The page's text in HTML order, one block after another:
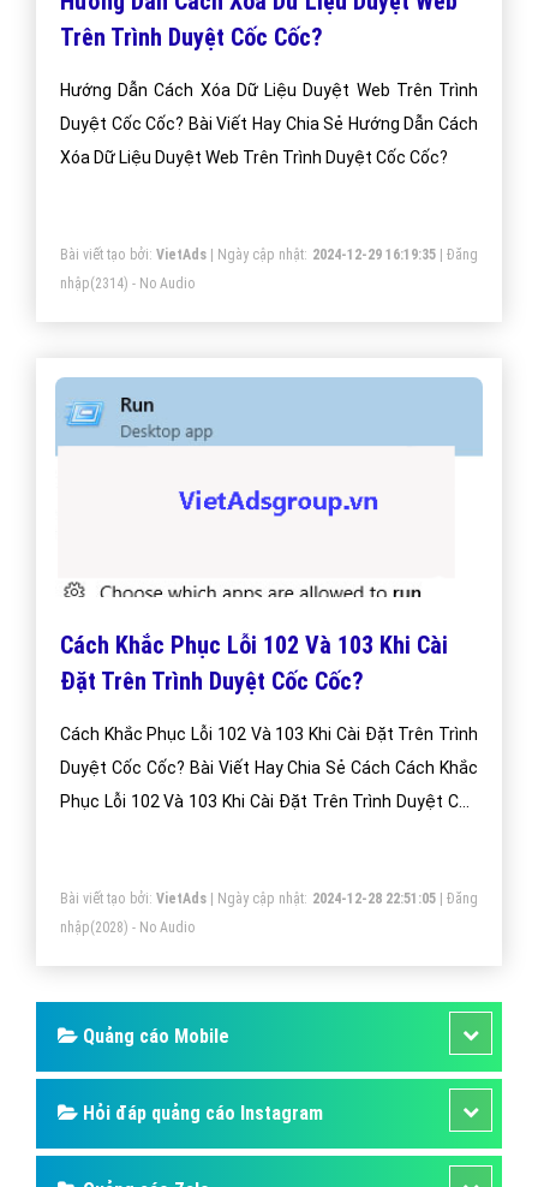
Trên Trình Duyệt Cốc Cốc?
Hướng Dẫn Cách Xóa Dữ Liệu Duyệt Web Trên Trình
Duyệt Cốc Cốc? Bài Viết Hay Chia Sẻ Hướng Dẫn Cách
Xóa Dữ Liệu Duyệt Web Trên Trình Duyệt Cốc Cốc?
Bài viết tạo bởi: VietAds| Ngày cập nhật: 2024-12-29 16:19:35|Đăng
nhập(2314) - No Audio
Cách Khắc Phục Lỗi 102 Và 103 Khi Cài
Đặt Trên Trình Duyệt Cốc Cốc?
Cách Khắc Phục Lỗi 102 Và 103 Khi Cài Đặt Trên Trình
Duyệt Cốc Cốc? Bài Viết Hay Chia Sẻ Cách Cách Khắc
Phục Lỗi 102 Và 103 Khi Cài Đặt Trên Trình Duyệt Cốc
Bài viết tạo bởi: VietAds| Ngày cập nhật: 2024-12-28 22:51:05|Đăng
nhập(2028) - No Audio
Quảng cáo Mobile
Hỏi đáp quảng cáo Instagram